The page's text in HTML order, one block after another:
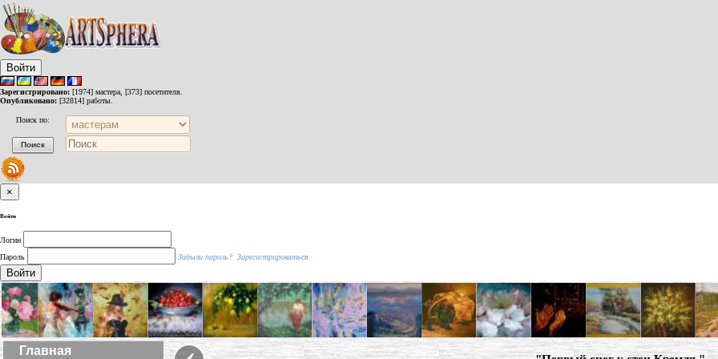
Войти
Зарегистрировано: [1974] мастера, [373] посетителя.
Опубликовано: [32814] работы.
Поиск по:
×
Войти
Логин
Пароль
Забыли пароль? Зарегистрироваться
Войти
Главная